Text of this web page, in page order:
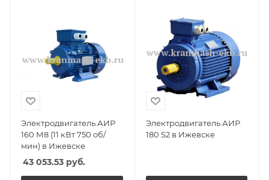
Электродвигатель АИР
160 М8 (11 кВт 750 об/
мин) в Ижевске
43 053.53 руб.
Электродвигатель АИР
180 S2 в Ижевске